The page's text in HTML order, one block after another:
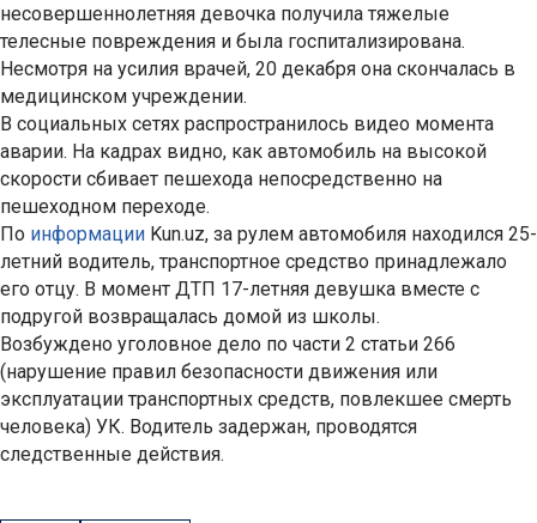
несовершеннолетняя девочка получила тяжелые
телесные повреждения и была госпитализирована.
Несмотря на усилия врачей, 20 декабря она скончалась в
медицинском учреждении.
В социальных сетях распространилось видео момента
аварии. На кадрах видно, как автомобиль на высокой
скорости сбивает пешехода непосредственно на
пешеходном переходе.
По информации Kun.uz, за рулем автомобиля находился 25-
летний водитель, транспортное средство принадлежало
его отцу. В момент ДТП 17-летняя девушка вместе с
подругой возвращалась домой из школы.
Возбуждено уголовное дело по части 2 статьи 266
(нарушение правил безопасности движения или
эксплуатации транспортных средств, повлекшее смерть
человека) УК. Водитель задержан, проводятся
следственные действия.